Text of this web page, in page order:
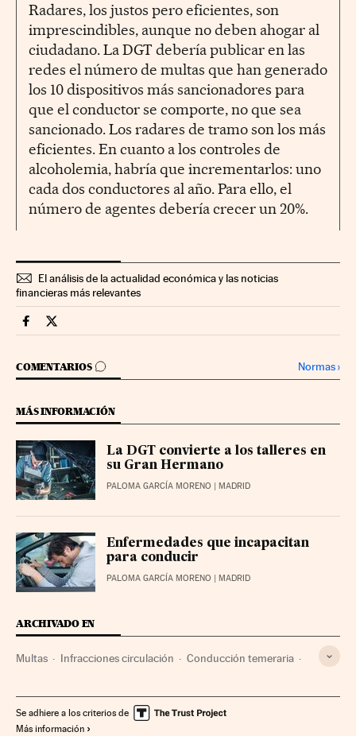
Radares, los justos pero eficientes, son
imprescindibles, aunque no deben ahogar al
ciudadano. La DGT debería publicar en las
redes el número de multas que han generado
los 10 dispositivos más sancionadores para
que el conductor se comporte, no que sea
sancionado. Los radares de tramo son los más
eficientes. En cuanto a los controles de
alcoholemia, habría que incrementarlos: uno
cada dos conductores al año. Para ello, el
número de agentes debería crecer un 20%.
El análisis de la actualidad económica y las noticias
financieras más relevantes
Companias Cinco Días en Facebook
Companias Cinco Días en Twitter
COMENTARIOS
IR A LOS COMENTARIOS Normas›
MÁS INFORMACIÓN
La DGT convierte a los talleres en
su Gran Hermano
PALOMA GARCÍA MORENO | MADRID
Enfermedades que incapacitan
para conducir
PALOMA GARCÍA MORENO | MADRID
ARCHIVADO EN
Multas Infracciones circulación Conducción temeraria
Seguridad vial Tráfico Vehículos Sanciones
Se adhiere a los criterios de
Más información